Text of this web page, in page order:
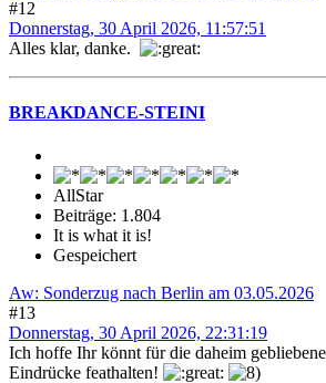
#12
Donnerstag, 30 April 2026, 11:57:51
Alles klar, danke.
BREAKDANCE-STEINI
AllStar
Beiträge: 1.804
It is what it is!
Gespeichert
Aw: Sonderzug nach Berlin am 03.05.2026
#13
Donnerstag, 30 April 2026, 22:31:19
Ich hoffe Ihr könnt für die daheim
Eindrücke feathalten!